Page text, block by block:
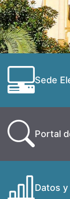
Sede
Portal
Datos